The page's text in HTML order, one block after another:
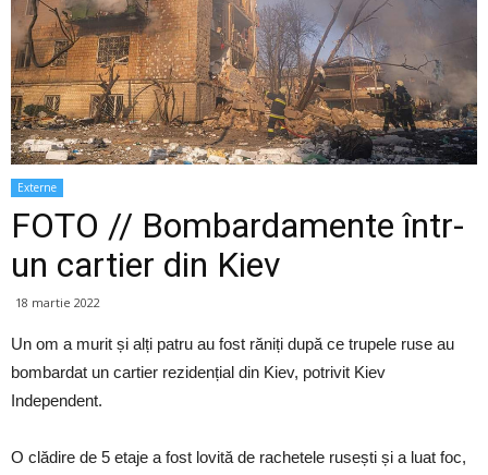
Externe
FOTO // Bombardamente într-
un cartier din Kiev
18 martie 2022
Un om a murit și alți patru au fost răniți după ce trupele ruse au
bombardat un cartier rezidențial din Kiev, potrivit Kiev
Independent.
O clădire de 5 etaje a fost lovită de rachetele rusești și a luat foc,